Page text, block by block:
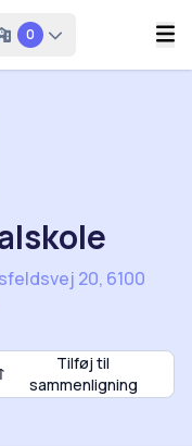
0
Tilføj til
sammenligning
20, 6100